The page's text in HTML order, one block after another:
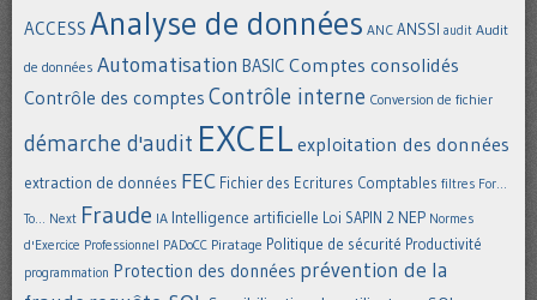
ACCESS Analyse de données ANC ANSSI audit Audit
de données Automatisation BASIC Comptes consolidés
Contrôle des comptes Contrôle interne Conversion de fichier
démarche d'audit EXCEL exploitation des données
extraction de données FEC Fichier des Ecritures Comptables filtres For...
To... Next Fraude IA Intelligence artificielle Loi SAPIN 2 NEP Normes
d'Exercice Professionnel PADoCC Piratage Politique de sécurité Productivité
programmation Protection des données prévention de la